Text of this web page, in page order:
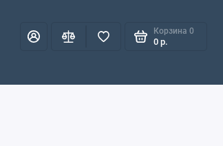
Корзина 0
0 р.